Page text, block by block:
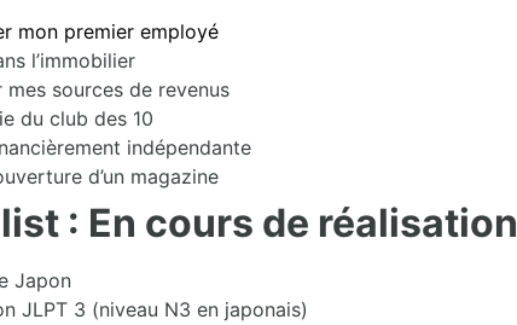
mon premier employé
l’immobilier
mes sources de revenus
du club des 10
indépendante
d’un magazine
: En cours de réalisation
Japon
JLPT 3 (niveau N3 en japonais)